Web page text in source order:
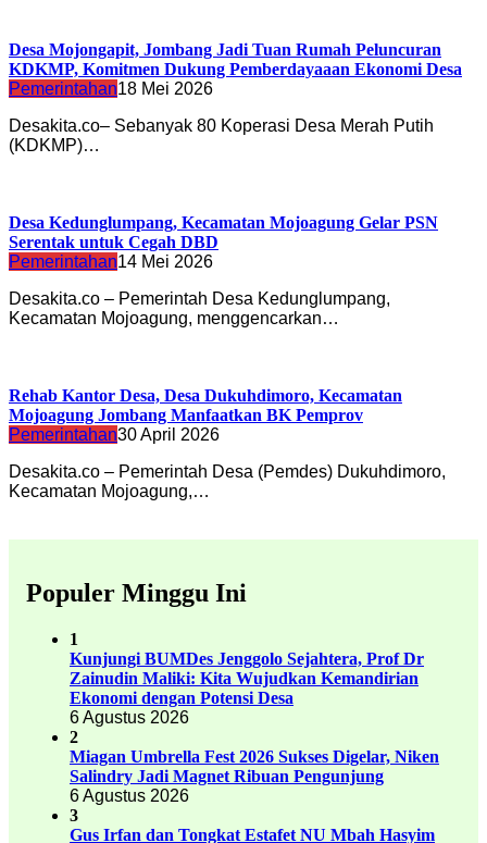
Desa Mojongapit, Jombang Jadi Tuan Rumah Peluncuran
KDKMP, Komitmen Dukung Pemberdayaaan Ekonomi Desa
Pemerintahan18 Mei 2026
Desakita.co– Sebanyak 80 Koperasi Desa Merah Putih
(KDKMP)…
Desa Kedunglumpang, Kecamatan Mojoagung Gelar PSN
Serentak untuk Cegah DBD
Pemerintahan14 Mei 2026
Desakita.co – Pemerintah Desa Kedunglumpang,
Kecamatan Mojoagung, menggencarkan…
Rehab Kantor Desa, Desa Dukuhdimoro, Kecamatan
Mojoagung Jombang Manfaatkan BK Pemprov
Pemerintahan30 April 2026
Desakita.co – Pemerintah Desa (Pemdes) Dukuhdimoro,
Kecamatan Mojoagung,…
Populer Minggu Ini
1
Kunjungi BUMDes Jenggolo Sejahtera, Prof Dr
Zainudin Maliki: Kita Wujudkan Kemandirian
Ekonomi dengan Potensi Desa
6 Agustus 2026
2
Miagan Umbrella Fest 2026 Sukses Digelar, Niken
Salindry Jadi Magnet Ribuan Pengunjung
6 Agustus 2026
3
Gus Irfan dan Tongkat Estafet NU Mbah Hasyim